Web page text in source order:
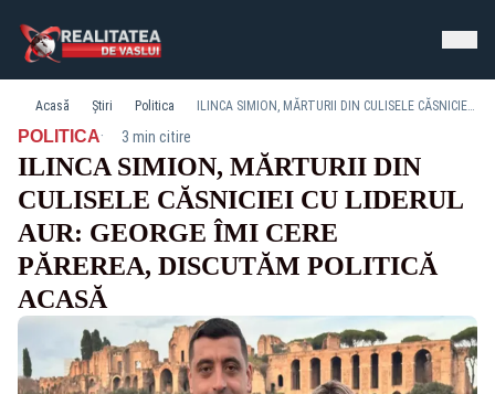
Acasă Știri Politica ILINCA SIMION, MĂRTURII DIN CULISELE CĂSNICIEI CU LIDERUL AUR: GEORGE ÎMI CERE PĂREREA, DISCUTĂM POLITICĂ ACASĂ
POLITICA· 3 min citire
ILINCA SIMION, MĂRTURII DIN
CULISELE CĂSNICIEI CU LIDERUL
AUR: GEORGE ÎMI CERE
PĂREREA, DISCUTĂM POLITICĂ
ACASĂ